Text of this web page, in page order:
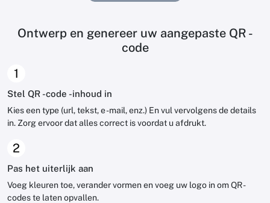
Ontwerp en genereer uw aangepaste QR -
code
1
Stel QR -code -inhoud in
Kies een type (url, tekst, e -mail, enz.) En vul vervolgens de details
in. Zorg ervoor dat alles correct is voordat u afdrukt.
2
Pas het uiterlijk aan
Voeg kleuren toe, verander vormen en voeg uw logo in om QR -
codes te laten opvallen.